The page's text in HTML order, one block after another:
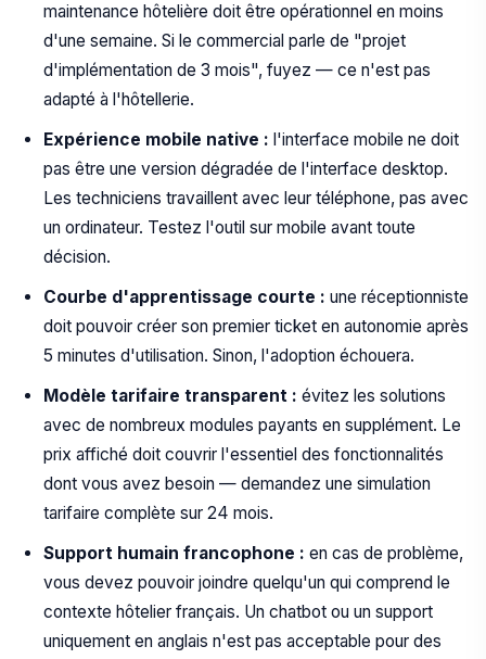
maintenance hôtelière doit être opérationnel en moins
d'une semaine. Si le commercial parle de "projet
d'implémentation de 3 mois", fuyez — ce n'est pas
adapté à l'hôtellerie.
Expérience mobile native : l'interface mobile ne doit
pas être une version dégradée de l'interface desktop.
Les techniciens travaillent avec leur téléphone, pas avec
un ordinateur. Testez l'outil sur mobile avant toute
décision.
Courbe d'apprentissage courte : une réceptionniste
doit pouvoir créer son premier ticket en autonomie après
5 minutes d'utilisation. Sinon, l'adoption échouera.
Modèle tarifaire transparent : évitez les solutions
avec de nombreux modules payants en supplément. Le
prix affiché doit couvrir l'essentiel des fonctionnalités
dont vous avez besoin — demandez une simulation
tarifaire complète sur 24 mois.
Support humain francophone : en cas de problème,
vous devez pouvoir joindre quelqu'un qui comprend le
contexte hôtelier français. Un chatbot ou un support
uniquement en anglais n'est pas acceptable pour des